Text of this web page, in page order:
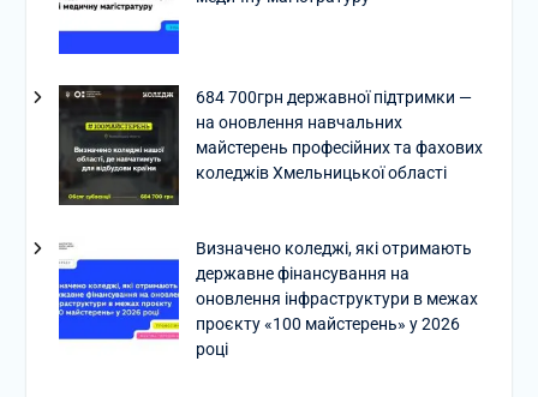
684 700грн державної підтримки —
на оновлення навчальних
майстерень професійних та фахових
коледжів Хмельницької області
Визначено коледжі, які отримають
державне фінансування на
оновлення інфраструктури в межах
проєкту «100 майстерень» у 2026
році